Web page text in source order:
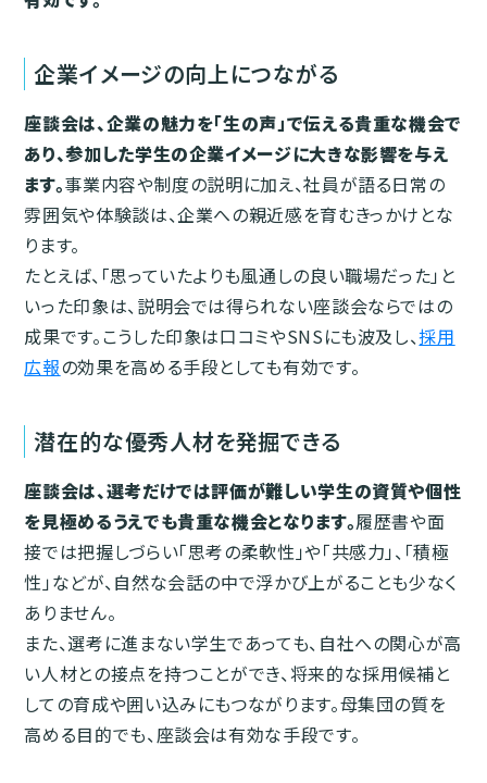
企業イメージの向上につながる
座談会は、企業の魅力を「生の声」で伝える貴重な機会で
あり、参加した学生の企業イメージに大きな影響を与え
ます。事業内容や制度の説明に加え、社員が語る日常の
雰囲気や体験談は、企業への親近感を育むきっかけとな
ります。
たとえば、「思っていたよりも風通しの良い職場だった」と
いった印象は、説明会では得られない座談会ならではの
成果です。こうした印象は口コミやSNSにも波及し、採用
広報の効果を高める手段としても有効です。
潜在的な優秀人材を発掘できる
座談会は、選考だけでは評価が難しい学生の資質や個性
を見極めるうえでも貴重な機会となります。履歴書や面
接では把握しづらい「思考の柔軟性」や「共感力」、「積極
性」などが、自然な会話の中で浮かび上がることも少なく
ありません。
また、選考に進まない学生であっても、自社への関心が高
い人材との接点を持つことができ、将来的な採用候補と
しての育成や囲い込みにもつながります。母集団の質を
高める目的でも、座談会は有効な手段です。